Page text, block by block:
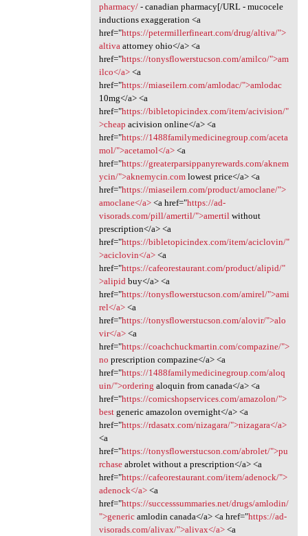
pharmacy/- canadian pharmacy[/URL - mucocele
inductions exaggeration <a
href="https://petermillerfineart.com/drug/altiva/">
altivaattorney ohio</a> <a
href="https://tonysflowerstucson.com/amilco/">am
ilco</a><a
href="https://miaseilern.com/amlodac/">amlodac
10mg</a> <a
href="https://bibletopicindex.com/item/acivision/"
>cheap acivision online</a> <a
href="https://1488familymedicinegroup.com/aceta
mol/">acetamol</a><a
href="https://greaterparsippanyrewards.com/aknem
ycin/">aknemycin.comlowest price</a> <a
href="https://miaseilern.com/product/amoclane/">
amoclane</a><a href="https://ad-
visorads.com/pill/amertil/">amertilwithout
prescription</a> <a
href="https://bibletopicindex.com/item/aciclovin/"
>aciclovin</a><a
href="https://cafeorestaurant.com/product/alipid/"
>alipidbuy</a> <a
href="https://tonysflowerstucson.com/amirel/">ami
rel</a><a
href="https://tonysflowerstucson.com/alovir/">alo
vir</a><a
href="https://coachchuckmartin.com/compazine/">
no prescription compazine</a> <a
href="https://1488familymedicinegroup.com/aloq
uin/">ordering aloquin from canada</a> <a
href="https://comicshopservices.com/amazolon/">
bestgeneric amazolon overnight</a> <a
href="https://rdasatx.com/nizagara/">nizagara</a>
<a
href="https://tonysflowerstucson.com/abrolet/">pu
rchaseabrolet without a prescription</a> <a
href="https://cafeorestaurant.com/item/adenock/">
adenock</a><a
href="https://successsummaries.net/drugs/amlodin/
">genericamlodin canada</a> <a href="https://ad-
visorads.com/alivax/">alivax</a><a